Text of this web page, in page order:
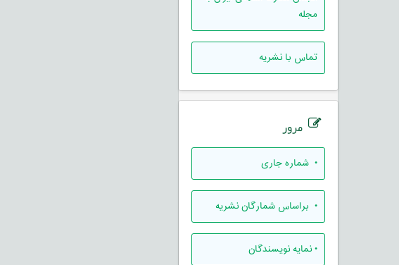
مجله
تماس با نشریه
مرور
• شماره جاری
• براساس شمارگان نشریه
•نمایه نویسندگان